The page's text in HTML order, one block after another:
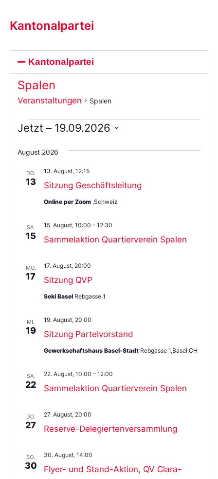
Kantonalpartei
Kantonalpartei
Spalen
Veranstaltungen Spalen
Jetzt – 19.09.2026
Sie
das
aus.
August 2026
DO.
13 Sitzung Geschäftsleitung
13. August, 12:15
Online per Zoom ,Schweiz
SA.
15 Sammelaktion Quartierverein Spalen
15. August, 10:00 – 12:30
MO.
17 Sitzung QVP
17. August, 20:00
Seki Basel Rebgasse 1
MI.
19 Sitzung Parteivorstand
19. August, 20:00
Gewerkschaftshaus Basel-Stadt Rebgasse 1,Basel,CH
SA.
22 Sammelaktion Quartierverein Spalen
22. August, 10:00 – 12:00
DO.
27 Reserve-Delegiertenversammlung
27. August, 20:00
SO.
30
Flyer- und Stand-Aktion, QV Clara-
30. August, 14:00